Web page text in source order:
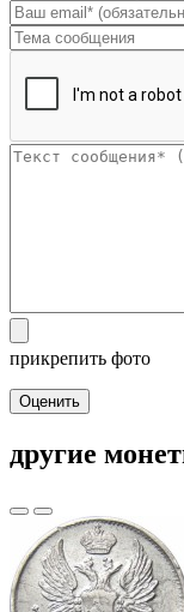
прикрепить фото
Оценить
другие